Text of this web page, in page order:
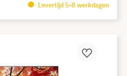
Levertijd 5-8 werkdagen